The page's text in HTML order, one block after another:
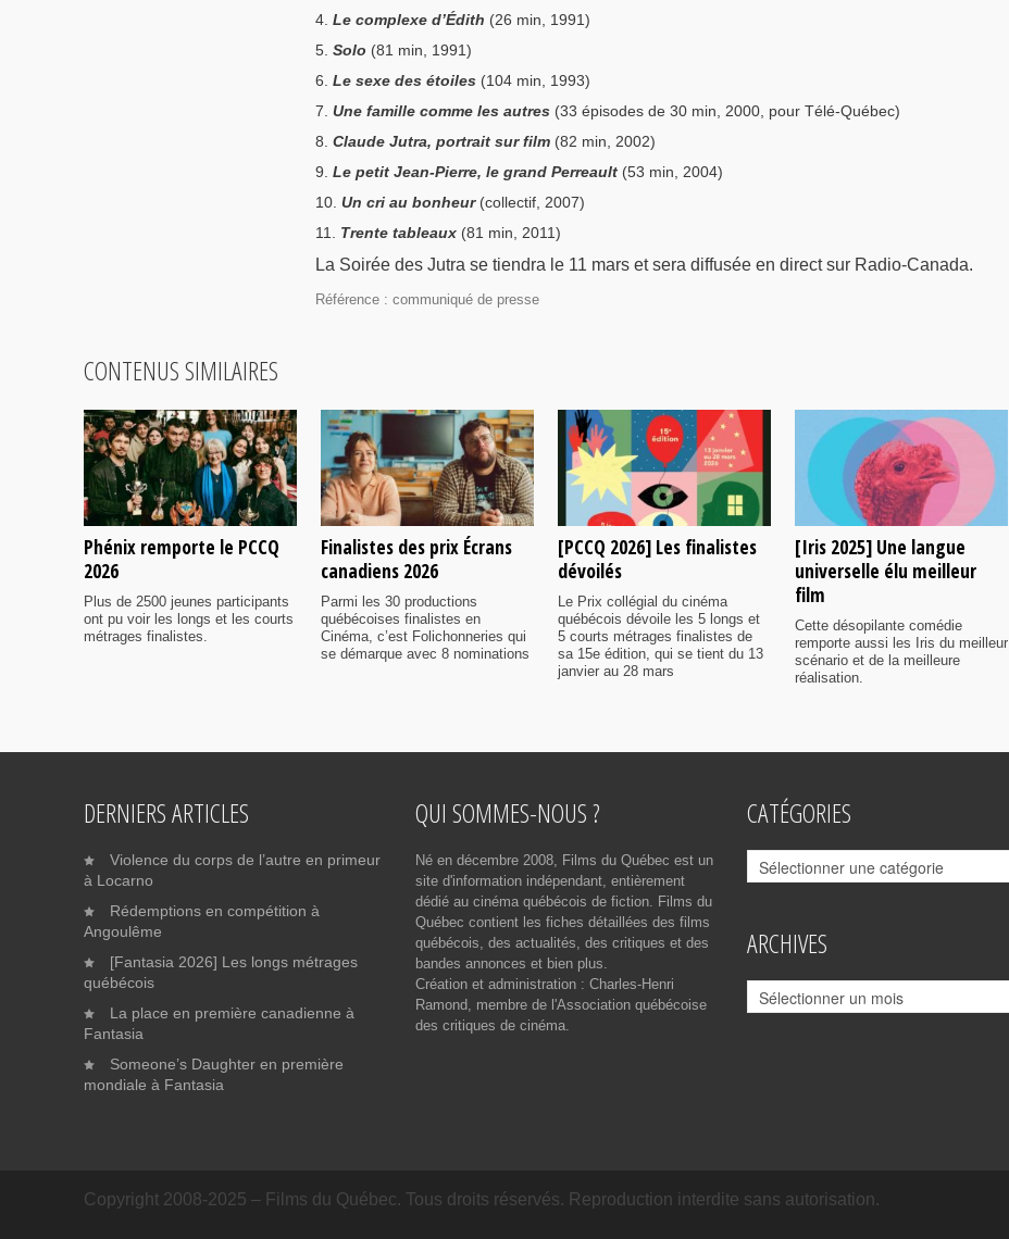
Le complexe d’Édith (26 min, 1991)
Solo (81 min, 1991)
Le sexe des étoiles(104 min, 1993)
Une famille comme les autres(33 épisodes de 30 min, 2000, pour Télé-Québec)
Claude Jutra, portrait sur film(82 min, 2002)
Le petit Jean-Pierre, le grand Perreault(53 min, 2004)
Un cri au bonheur(collectif, 2007)
Trente tableaux(81 min, 2011)
La Soirée des Jutra se tiendra le 11 mars et sera diffusée en direct sur Radio-Canada.
Référence : communiqué de presse
CONTENUS SIMILAIRES
Phénix remporte le PCCQ
2026
Plus de 2500 jeunes participants
ont pu voir les longs et les courts
métrages finalistes.
Finalistes des prix Écrans
canadiens 2026
Parmi les 30 productions
québécoises finalistes en
Cinéma, c’est Folichonneries qui
se démarque avec 8 nominations
[PCCQ 2026] Les finalistes
dévoilés
Le Prix collégial du cinéma
québécois dévoile les 5 longs et
5 courts métrages finalistes de
sa 15e édition, qui se tient du 13
janvier au 28 mars
[Iris 2025] Une langue
universelle élu meilleur
film
Cette désopilante comédie
remporte aussi les Iris du meilleur
scénario et de la meilleure
réalisation.
DERNIERS ARTICLES
Violence du corps de l’autre en primeur
à Locarno
Rédemptions en compétition à
Angoulême
[Fantasia 2026] Les longs métrages
québécois
La place en première canadienne à
Fantasia
Someone’s Daughter en première
mondiale à Fantasia
QUI SOMMES-NOUS ?
Né en décembre 2008, Films du Québec est un
site d'information indépendant, entièrement
dédié au cinéma québécois de fiction. Films du
Québec contient les fiches détaillées des films
québécois, des actualités, des critiques et des
bandes annonces et bien plus.
Création et administration : Charles-Henri
Ramond, membre de l'Association québécoise
des critiques de cinéma.
CATÉGORIES
Catégories
ARCHIVES
Archives
Copyright 2008-2025 – Films du Québec. Tous droits réservés. Reproduction interdite sans autorisation.